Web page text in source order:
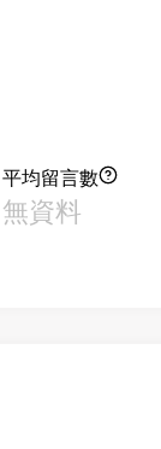
平均留言數
無資料